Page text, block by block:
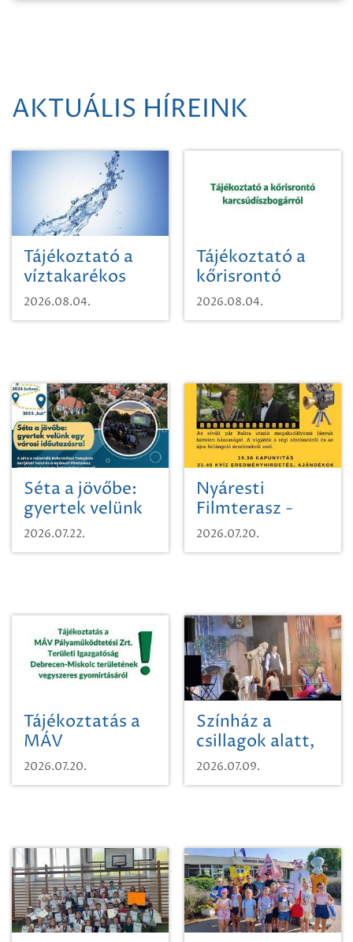
AKTUÁLIS HÍREINK
Tájékoztató a
víztakarékos
vízhasználatról
2026.08.04.
Tájékoztató a
kőrisrontó
karcsúdíszbogárról
2026.08.04.
Séta a jövőbe:
gyertek velünk
egy városi
időutazásra!
2026.07.22.
Nyáresti
Filmterasz -
Beugró a
Paradicsomba
2026.07.20.
Tájékoztatás a
MÁV
Pályaműködtetési
Zrt. Területi
területének
vegyszeres
gyomirtásáról
2026.07.20.
Színház a
csillagok alatt,
sikeres nyitány
Szikszón
2026.07.09.